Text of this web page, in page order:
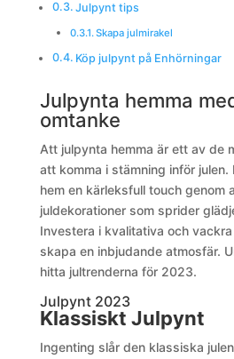
Julpynt tips
Skapa julmirakel
Köp julpynt på Enhörningar
Julpynta hemma
omtanke
Att julpynta hemma är ett av de
att komma i stämning inför
hem en kärleksfull touch genom
juldekorationer som sprider
Investera i kvalitativa och
skapa en inbjudande atmosfär.
hitta jultrenderna för 2023.
Julpynt 2023
Klassiskt Julpynt
Ingenting slår den klassiska